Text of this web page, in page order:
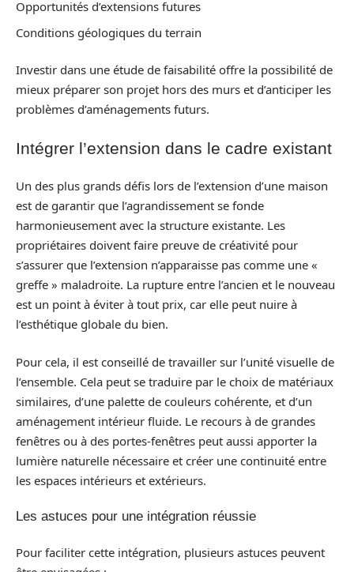
Opportunités d’extensions futures
Conditions géologiques du terrain
Investir dans une étude de faisabilité offre la possibilité de
mieux préparer son projet hors des murs et d’anticiper les
problèmes d’aménagements futurs.
Intégrer l’extension dans le cadre existant
Un des plus grands défis lors de l’extension d’une maison
est de garantir que l’agrandissement se fonde
harmonieusement avec la structure existante. Les
propriétaires doivent faire preuve de créativité pour
s’assurer que l’extension n’apparaisse pas comme une «
greffe » maladroite. La rupture entre l’ancien et le nouveau
est un point à éviter à tout prix, car elle peut nuire à
l’esthétique globale du bien.
Pour cela, il est conseillé de travailler sur l’unité visuelle de
l’ensemble. Cela peut se traduire par le choix de matériaux
similaires, d’une palette de couleurs cohérente, et d’un
aménagement intérieur fluide. Le recours à de grandes
fenêtres ou à des portes-fenêtres peut aussi apporter la
lumière naturelle nécessaire et créer une continuité entre
les espaces intérieurs et extérieurs.
Les astuces pour une intégration réussie
Pour faciliter cette intégration, plusieurs astuces peuvent